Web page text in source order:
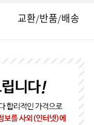
교환/반품/배송